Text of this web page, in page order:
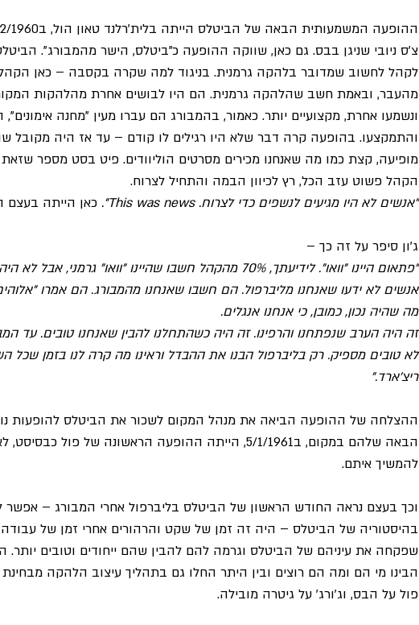
צ'ס ניובי שניגן בבס. גם כאן, שווקה ההופעה כ"ביטלס, הישר מהמבורג".
לקהל לחשוב שמדובר בלהקה גרמנית. בניגוד למה שקרה בקסבה – כאן
מהעבר, ובאמת חשב שהלהקה גרמנית. הם היו לבושים אחרת מהלהקות
ונשמעו אחרת, מקצועיים יותר. כאמור, בהמבורג הם עברו מעין "מחנה
והתמקצעו. בהופעה קרה דבר שלא היו רגילים לו קודם – עד אז היה
מופיעה, קצת כמו מה שאנחנו מכירים מסרטים הוליוודים. פיט בסט מספר
הקהל פשוט עזב הכל, רץ לכיוון הבמה והתחיל לצרוח.
"אנשים לא היו מגיעים לנשפים כדי לצרוח. This was news".
כאן הייתה
ג'ון סיפר על זה כך –
"פתאום היינו "וואו". לידיעתך, 70% מהקהל חשבו שהיינו "וואו"
אנשים לא ידעו שאנחנו מליברפול. הם חשבו שאנחנו מהמבורג. הם אמרו
מה שהיה נכון, כמובן, כי אנחנו אנגלים.
זה היה הערב שנפתחנו והרפינו. זה היה כשהתחלנו להבין שאנחנו טובים. עד
לא טובים מספיק. רק בליברפול הבנו את ההבדל וראינו מה קרה לנו בזמן שכל
ריצ'ארד."
ההצלחה של ההופעה הביאה את מנהל המקום לשכור את הביטלס להופעות
הבאה שלהם במקום, ב5/1/1961, הייתה ההופעה הראשונה של פול
להמשיך איתם.
וכך בעצם נראה החודש הראשון של הביטלס בליברפול אחרי המבורג – אפשר
בהיסטוריה של הביטלס – היה זה זמן של שקט והרהורים אחרי זמן של
שפקחה את עיניהם של הביטלס וגרמה להם להבין שהם ייחודים וטובים יותר.
הבינו מי הם ומה הם רוצים ובין היתר החלו גם בתהליך עיצוב הלהקה
פול על הבס, וג'ורג' על גיטרה מובילה.